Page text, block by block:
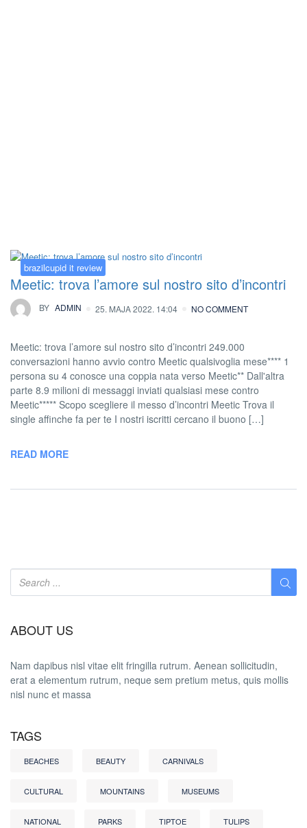
brazilcupid it review
Meetic: trova l’amore sul nostro sito d’incontri
BY ADMIN 25. MAJA 2022. 14:04 NO COMMENT
Meetic: trova l’amore sul nostro sito d’incontri 249.000
conversazioni hanno avvio contro Meetic qualsivoglia mese**** 1
persona su 4 conosce una coppia nata verso Meetic** Dall'altra
parte 8.9 milioni di messaggi inviati qualsiasi mese contro
Meetic***** Scopo scegliere il messo d’incontri Meetic Trova il
single affinche fa per te I nostri iscritti cercano il buono […]
READ MORE
ABOUT US
Nam dapibus nisl vitae elit fringilla rutrum. Aenean sollicitudin,
erat a elementum rutrum, neque sem pretium metus, quis mollis
nisl nunc et massa
TAGS
BEACHES BEAUTY CARNIVALS
CULTURAL MOUNTAINS MUSEUMS
NATIONAL PARKS TIPTOE TULIPS